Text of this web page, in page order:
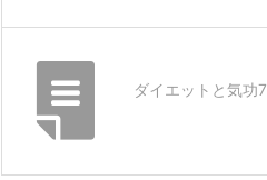
ダイエットと気功7